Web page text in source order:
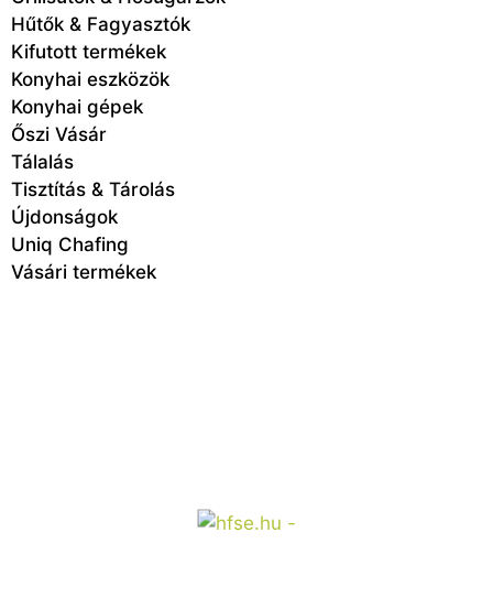
Hűtők & Fagyasztók
Kifutott termékek
Konyhai eszközök
Konyhai gépek
Őszi Vásár
Tálalás
Tisztítás & Tárolás
Újdonságok
Uniq Chafing
Vásári termékek